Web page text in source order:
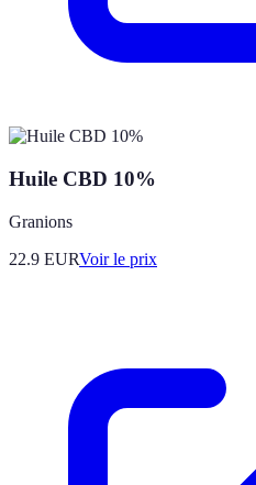
Huile CBD 10%
Granions
22.9 EURVoir le prix